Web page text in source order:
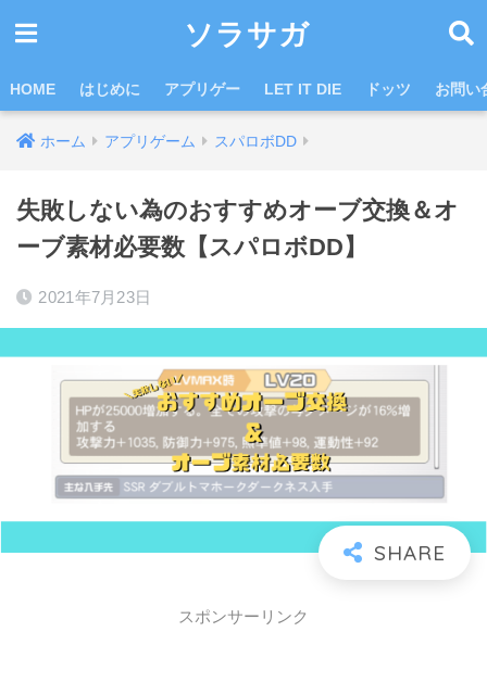
ソラサガ
HOME はじめに アプリゲー LET IT DIE ドッツ お問い
ホーム アプリゲーム スパロボDD
失敗しない為のおすすめオーブ交換＆オ
ーブ素材必要数【スパロボDD】
2021年7月23日
スポンサーリンク